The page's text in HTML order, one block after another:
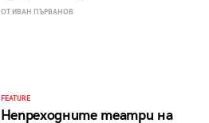
ОТ ИВАН ПЪРВАНОВ
FEATURE
Непреходните театри на